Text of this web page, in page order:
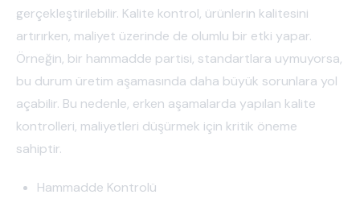
gerçekleştirilebilir. Kalite kontrol, ürünlerin kalitesini
artırırken, maliyet üzerinde de olumlu bir etki yapar.
Örneğin, bir hammadde partisi, standartlara uymuyorsa,
bu durum üretim aşamasında daha büyük sorunlara yol
açabilir. Bu nedenle, erken aşamalarda yapılan kalite
kontrolleri, maliyetleri düşürmek için kritik öneme
sahiptir.
Hammadde Kontrolü